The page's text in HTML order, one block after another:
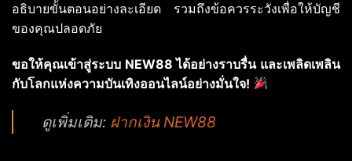
อธิบายขั้นตอนอย่างละเอียด รวมถึงข้อควรระวังเพื่อให้บัญชี
ของคุณปลอดภัย
ขอให้คุณเข้าสู่ระบบ NEW88 ได้อย่างราบรื่น และเพลิดเพลิน
กับโลกแห่งความบันเทิงออนไลน์อย่างมั่นใจ!
ดูเพิ่มเติม: ฝากเงิน NEW88